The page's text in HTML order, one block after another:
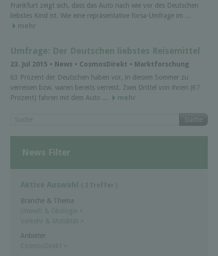
Frankfurt zeigt sich, dass das Auto nach wie vor des Deutschen
liebstes Kind ist. Wie eine repräsentative forsa-Umfrage im ...
mehr
Umfrage: Der Deutschen liebstes Reisemittel
23. Jul 2015 • News • Cosmos­Di­rekt • Marktforschung
63 Prozent der Deutschen haben vor, in diesem Sommer zu
verreisen bzw. waren bereits verreist. Zwei Drittel von ihnen (67
Prozent) fahren mit dem Auto ...
mehr
Suche
News Filter
Aktive Auswahl ( 3 Treffer )
Branche & Thema
Umwelt & Ökologie ×
Verkehr & Mobilität ×
Anbieter
Cosmos­Di­rekt ×